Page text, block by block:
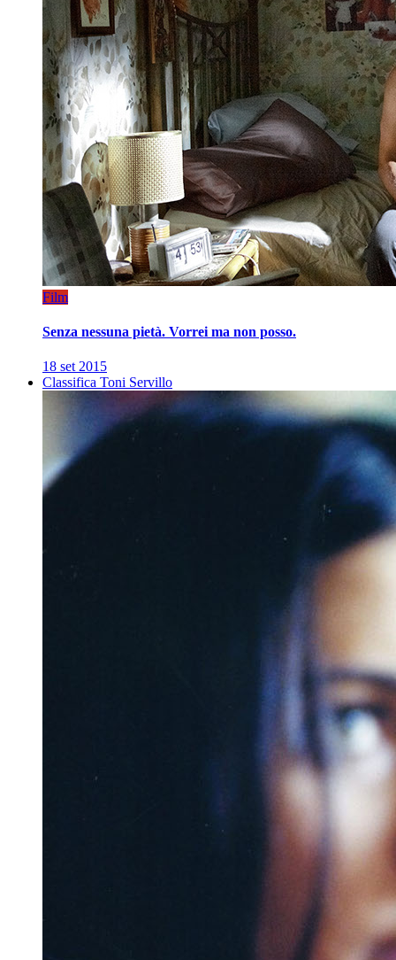
Film
Senza nessuna pietà. Vorrei ma non posso.
18 set 2015
Classifica Toni Servillo